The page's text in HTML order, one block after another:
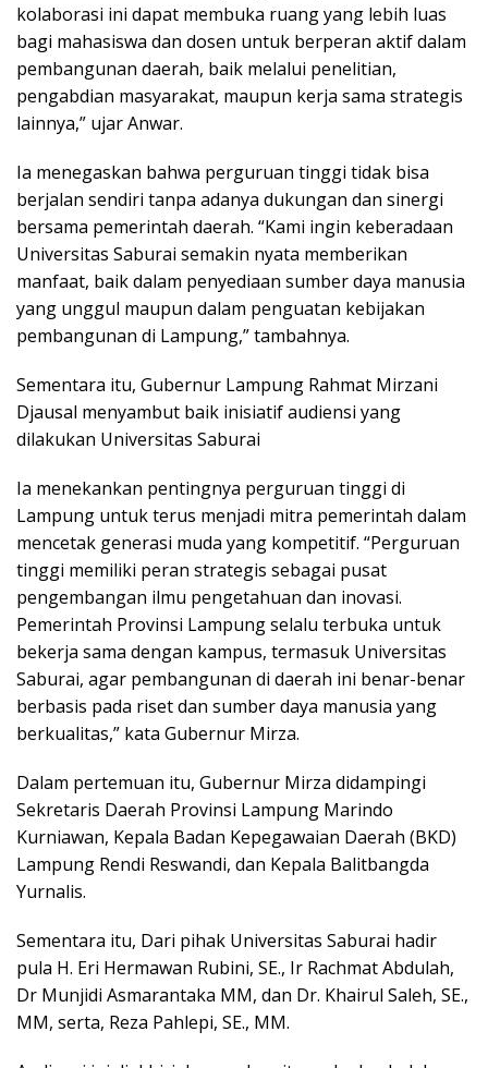
kolaborasi ini dapat membuka ruang yang lebih luas
bagi mahasiswa dan dosen untuk berperan aktif dalam
pembangunan daerah, baik melalui penelitian,
pengabdian masyarakat, maupun kerja sama strategis
lainnya,” ujar Anwar.
Ia menegaskan bahwa perguruan tinggi tidak bisa
berjalan sendiri tanpa adanya dukungan dan sinergi
bersama pemerintah daerah. “Kami ingin keberadaan
Universitas Saburai semakin nyata memberikan
manfaat, baik dalam penyediaan sumber daya manusia
yang unggul maupun dalam penguatan kebijakan
pembangunan di Lampung,” tambahnya.
Sementara itu, Gubernur Lampung Rahmat Mirzani
Djausal menyambut baik inisiatif audiensi yang
dilakukan Universitas Saburai
Ia menekankan pentingnya perguruan tinggi di
Lampung untuk terus menjadi mitra pemerintah dalam
mencetak generasi muda yang kompetitif. “Perguruan
tinggi memiliki peran strategis sebagai pusat
pengembangan ilmu pengetahuan dan inovasi.
Pemerintah Provinsi Lampung selalu terbuka untuk
bekerja sama dengan kampus, termasuk Universitas
Saburai, agar pembangunan di daerah ini benar-benar
berbasis pada riset dan sumber daya manusia yang
berkualitas,” kata Gubernur Mirza.
Dalam pertemuan itu, Gubernur Mirza didampingi
Sekretaris Daerah Provinsi Lampung Marindo
Kurniawan, Kepala Badan Kepegawaian Daerah (BKD)
Lampung Rendi Reswandi, dan Kepala Balitbangda
Yurnalis.
Sementara itu, Dari pihak Universitas Saburai hadir
pula H. Eri Hermawan Rubini, SE., Ir Rachmat Abdulah,
Dr Munjidi Asmarantaka MM, dan Dr. Khairul Saleh, SE.,
MM, serta, Reza Pahlepi, SE., MM.